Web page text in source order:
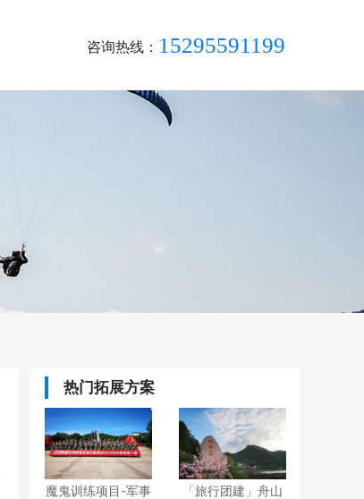
咨询热线： 15295591199
热门拓展方案
魔鬼训练项目-军事
「旅行团建」舟山